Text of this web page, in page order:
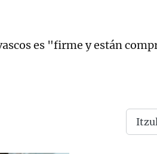
es "firme y están